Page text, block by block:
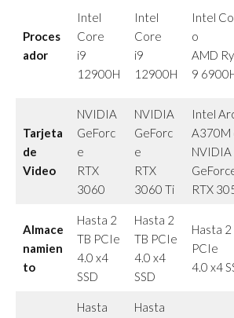
Proces
ador
Intel
Core
i9
12900H
Intel
Core
i9
12900H
Intel
o
AMD
9
Tarjeta
de
Video
NVIDIA
GeForc
e
RTX
3060
NVIDIA
GeForc
e
RTX
3060 Ti
Intel
A370M
NVIDIA
RTX
Almace
namien
to
Hasta 2
TB PCIe
4.0 x4
SSD
Hasta 2
TB PCIe
4.0 x4
SSD
Hasta 2
PCIe
4.0 x4
Hasta
Hasta